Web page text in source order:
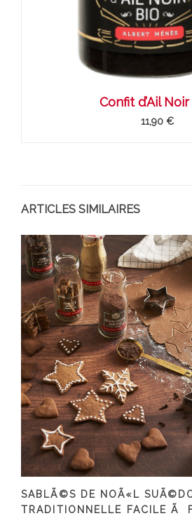
Confit d’Ail
11,90 €
ARTICLES SIMILAIRES
SABLÃ©S DE NOÃ«L
TRADITIONNELLE FACILE Ã